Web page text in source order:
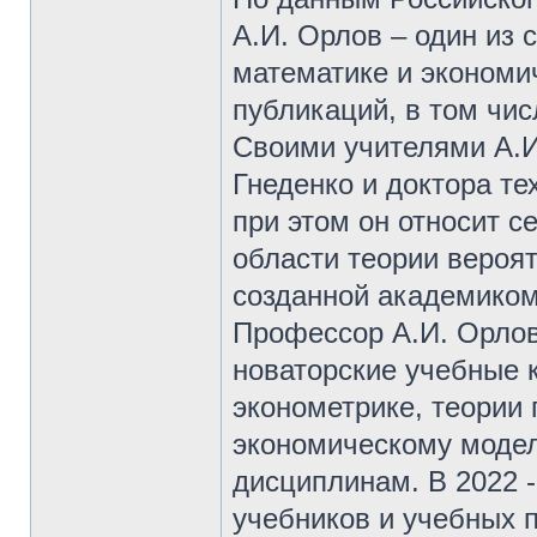
А.И. Орлов – один из
математике и
публикаций, в том
Своими учителями
Гнеденко и доктора
при этом он относит
области теории
созданной
Профессор А.И.
новаторские учебные
эконометрике,
экономическому
дисциплинам. В 2022
учебников и учебных